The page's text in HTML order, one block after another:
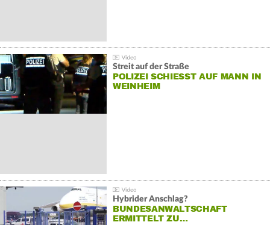
Streit auf der Straße
POLIZEI SCHIESST AUF MANN IN W
EINHEIM
Hybrider Anschlag?
BUNDESANWALTSCHAFT
ERMITTELT ZU…